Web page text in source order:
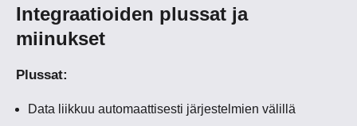
Integraatioiden plussat ja
miinukset
Plussat:
Data liikkuu automaattisesti järjestelmien välillä